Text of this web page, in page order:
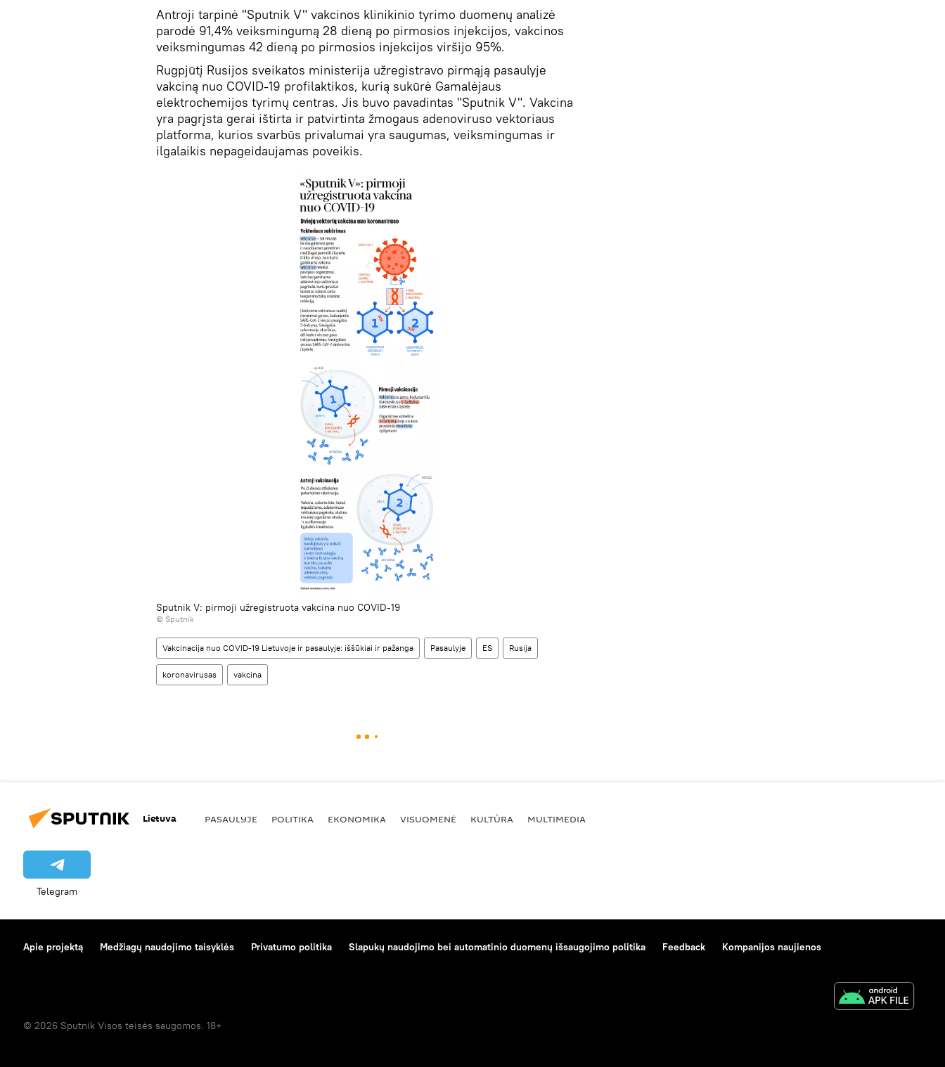
Antroji tarpinė "Sputnik V" vakcinos klinikinio tyrimo duomenų analizė
parodė 91,4% veiksmingumą 28 dieną po pirmosios injekcijos, vakcinos
veiksmingumas 42 dieną po pirmosios injekcijos viršijo 95%.
Rugpjūtį Rusijos sveikatos ministerija užregistravo pirmąją pasaulyje
vakciną nuo COVID-19 profilaktikos, kurią sukūrė Gamalėjaus
elektrochemijos tyrimų centras. Jis buvo pavadintas "Sputnik V". Vakcina
yra pagrįsta gerai ištirta ir patvirtinta žmogaus adenoviruso vektoriaus
platforma, kurios svarbūs privalumai yra saugumas, veiksmingumas ir
ilgalaikis nepageidaujamas poveikis.
Sputnik V: pirmoji užregistruota vakcina nuo COVID-19
© Sputnik
Vakcinacija nuo COVID-19 Lietuvoje ir pasaulyje: iššūkiai ir pažanga Pasaulyje ES Rusija
koronavirusas vakcina
Lietuva PASAULYJE POLITIKA EKONOMIKA VISUOMENĖ KULTŪRA MULTIMEDIA
Telegram
Apie projektą Medžiagų naudojimo taisyklės Privatumo politika Slapukų naudojimo bei automatinio duomenų išsaugojimo politika Feedback Kompanijos naujienos
© 2026 Sputnik Visos teisės saugomos. 18+